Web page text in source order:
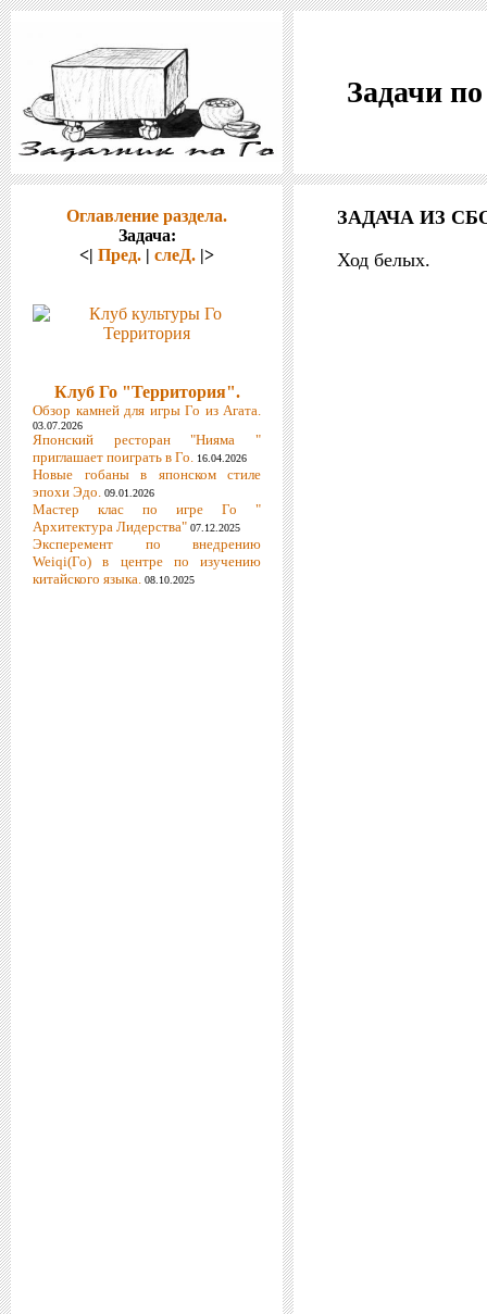
Задачи
Оглавление раздела.
Задача:
<| Пред. | слеД. |>
Клуб Го "Территория".
Обзор камней для игры Го из Агата.
03.07.2026
Японский ресторан "Нияма "
приглашает поиграть в Го. 16.04.2026
Новые гобаны в японском стиле
эпохи Эдо. 09.01.2026
Мастер клас по игре Го "
Архитектура Лидерства" 07.12.2025
Эксперемент по внедрению
Weiqi(Го) в центре по изучению
китайского языка. 08.10.2025
ЗАДАЧА ИЗ
Ход белых.